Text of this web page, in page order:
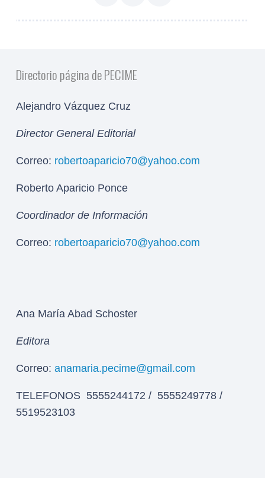
Directorio página de PECIME
Alejandro Vázquez Cruz
Director General Editorial
Correo: robertoaparicio70@yahoo.com
Roberto Aparicio Ponce
Coordinador de Información
Correo: robertoaparicio70@yahoo.com
Ana María Abad Schoster
Editora
Correo: anamaria.pecime@gmail.com
TELEFONOS 5555244172 / 5555249778 /
5519523103